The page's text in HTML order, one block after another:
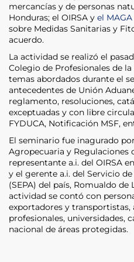
mercancías y de personas
Honduras; el OIRSA y el MAGA
sobre Medidas Sanitarias y
acuerdo.
La actividad se realizó el
Colegio de Profesionales de
temas abordados durante el
antecedentes de Unión
reglamento, resoluciones,
exceptuadas y con libre
FYDUCA, Notificación MSF,
El seminario fue inagurado
Agropecuaria y Regulaciones
representante a.i. del OIRSA
y el gerente a.i. del Servicio
(SEPA) del país, Romualdo de
actividad se contó con
exportadores y
profesionales, universidades,
nacional de áreas protegidas.